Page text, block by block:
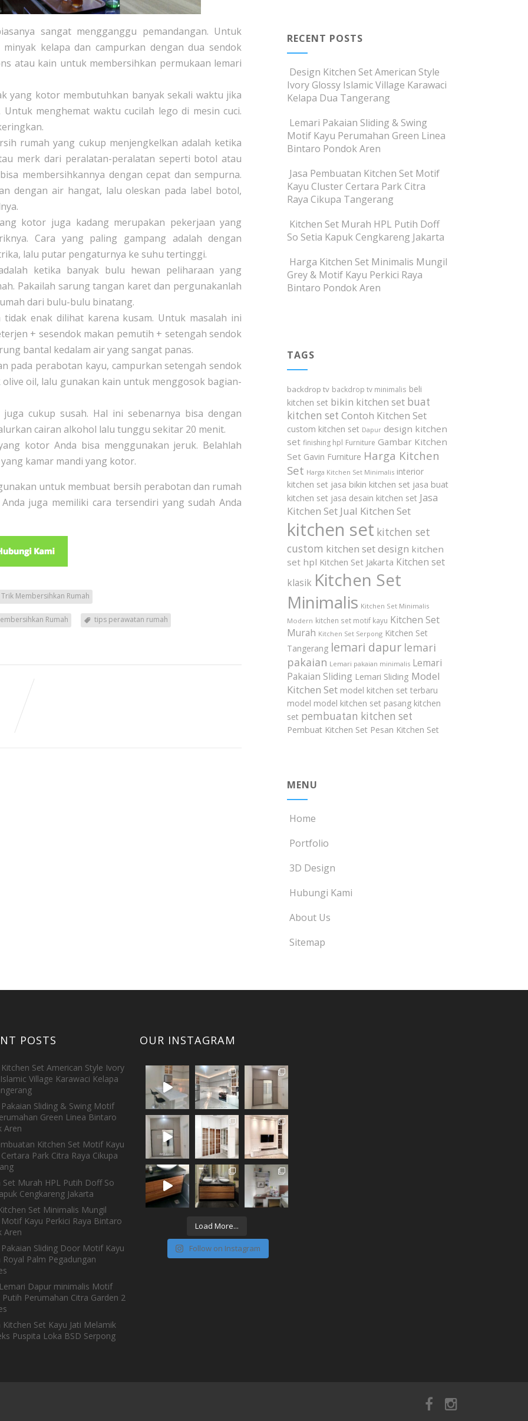
sangat mengganggu pemandangan. Untuk
kelapa dan campurkan dengan dua sendok
atau kain untuk membersihkan permukaan lemari
yang kotor membutuhkan banyak sekali waktu jika
menghemat waktu cucilah lego di mesin cuci.
rumah yang cukup menjengkelkan adalah ketika
merk dari peralatan-peralatan seperti botol atau
membersihkannya dengan cepat dan sempurna.
dengan air hangat, lalu oleskan pada label botol,
kotor juga kadang merupakan pekerjaan yang
Cara yang paling gampang adalah dengan
lalu putar pengaturnya ke suhu tertinggi.
ketika banyak bulu hewan peliharaan yang
Pakailah sarung tangan karet dan pergunakanlah
dari bulu-bulu binatang.
enak dilihat karena kusam. Untuk masalah ini
+ sesendok makan pemutih + setengah sendok
bantal kedalam air yang sangat panas.
pada perabotan kayu, campurkan setengah sendok
oil, lalu gunakan kain untuk menggosok bagian-
cukup susah. Hal ini sebenarnya bisa dengan
cairan alkohol lalu tunggu sekitar 20 menit.
kotor Anda bisa menggunakan jeruk. Belahlah
kamar mandi yang kotor.
untuk membuat bersih perabotan dan rumah
juga memiliki cara tersendiri yang sudah Anda
Membersihkan Rumah
Rumah tips perawatan rumah
RECENT POSTS
Design Kitchen Set American Style
Ivory Glossy Islamic Village Karawaci
Kelapa Dua Tangerang
Lemari Pakaian Sliding & Swing
Motif Kayu Perumahan Green Linea
Bintaro Pondok Aren
Jasa Pembuatan Kitchen Set Motif
Kayu Cluster Certara Park Citra
Raya Cikupa Tangerang
Kitchen Set Murah HPL Putih Doff
So Setia Kapuk Cengkareng Jakarta
Harga Kitchen Set Minimalis Mungil
Grey & Motif Kayu Perkici Raya
Bintaro Pondok Aren
TAGS
backdrop tv backdrop tv minimalis beli
kitchen set bikin kitchen set buat
kitchen set Contoh Kitchen Set
custom kitchen set Dapur design kitchen
set finishing hpl Furniture Gambar Kitchen
Set Gavin Furniture Harga Kitchen
Set Harga Kitchen Set Minimalis interior
kitchen set jasa bikin kitchen set jasa buat
kitchen set jasa desain kitchen set Jasa
Kitchen Set Jual Kitchen Set
kitchen set kitchen set
custom kitchen set design kitchen
set hpl Kitchen Set Jakarta Kitchen set
klasik Kitchen Set
Minimalis Kitchen Set Minimalis
Modern kitchen set motif kayu Kitchen Set
Murah Kitchen Set Serpong Kitchen Set
Tangerang lemari dapur lemari
pakaian Lemari pakaian minimalis Lemari
Pakaian Sliding Lemari Sliding Model
Kitchen Set model kitchen set terbaru
model model kitchen set pasang kitchen
set pembuatan kitchen set
Pembuat Kitchen Set Pesan Kitchen Set
MENU
Home
Portfolio
3D Design
Hubungi Kami
About Us
Sitemap
POSTS
Set American Style Ivory
Village Karawaci Kelapa
Sliding & Swing Motif
Green Linea Bintaro
Aren
Kitchen Set Motif Kayu
Park Citra Raya Cikupa
Set Murah HPL Putih Doff So
Cengkareng Jakarta
Set Minimalis Mungil
Kayu Perkici Raya Bintaro
Aren
Sliding Door Motif Kayu
Palm Pegadungan
Dapur minimalis Motif
Putih Perumahan Citra Garden 2
Set Kayu Jati Melamik
Puspita Loka BSD Serpong
OUR INSTAGRAM
Load More...
Follow on Instagram